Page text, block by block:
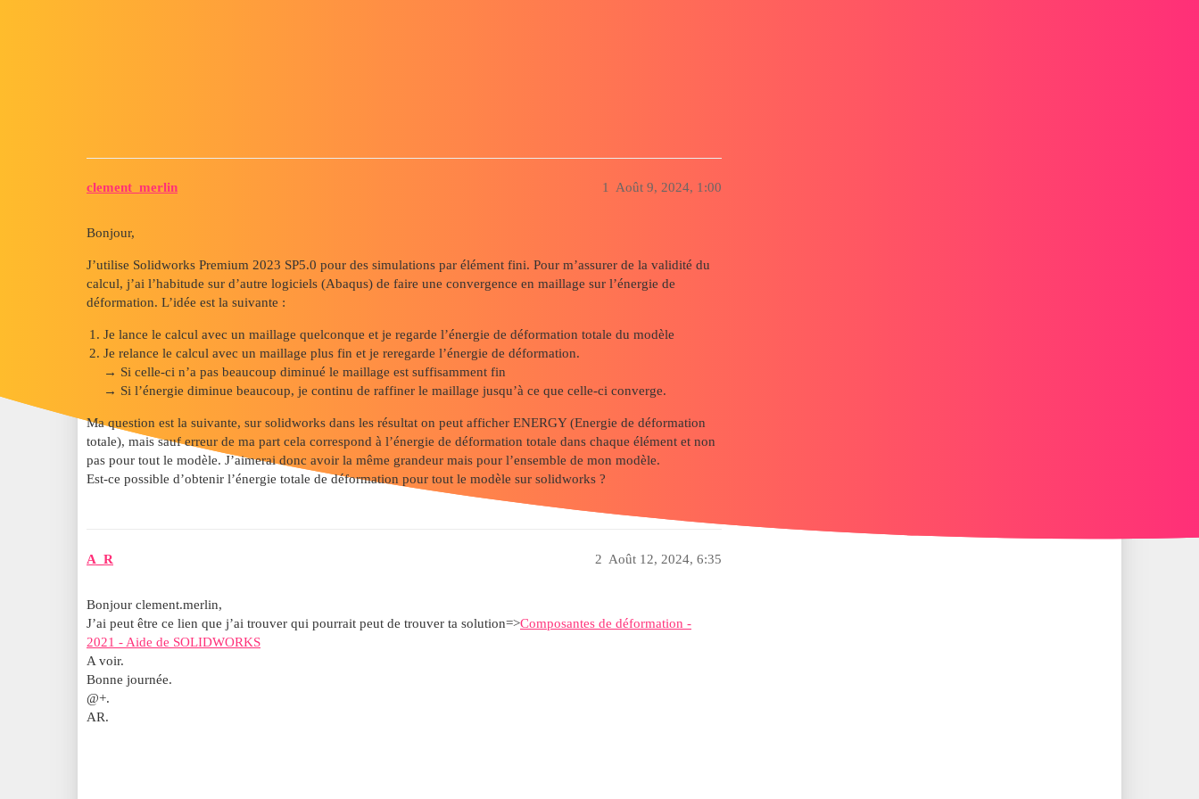
clement_merlin Août 9, 2024, 1:00
1
Bonjour,
J’utilise Solidworks Premium 2023 SP5.0 pour des simulations par élément fini. Pour m’assurer de la validité du
calcul, j’ai l’habitude sur d’autre logiciels (Abaqus) de faire une convergence en maillage sur l’énergie de
déformation. L’idée est la suivante :
Je lance le calcul avec un maillage quelconque et je regarde l’énergie de déformation totale du modèle
Je relance le calcul avec un maillage plus fin et je reregarde l’énergie de déformation.
→ Si celle-ci n’a pas beaucoup diminué le maillage est suffisamment fin
→ Si l’énergie diminue beaucoup, je continu de raffiner le maillage jusqu’à ce que celle-ci converge.
Ma question est la suivante, sur solidworks dans les résultat on peut afficher ENERGY (Energie de déformation
totale), mais sauf erreur de ma part cela correspond à l’énergie de déformation totale dans chaque élément et non
pas pour tout le modèle. J’aimerai donc avoir la même grandeur mais pour l’ensemble de mon modèle.
Est-ce possible d’obtenir l’énergie totale de déformation pour tout le modèle sur solidworks ?
A_R Août 12, 2024, 6:35
2
Bonjour clement.merlin,
J’ai peut être ce lien que j’ai trouver qui pourrait peut de trouver ta solution=>Composantes de déformation -
2021 - Aide de SOLIDWORKS
A voir.
Bonne journée.
@+.
AR.